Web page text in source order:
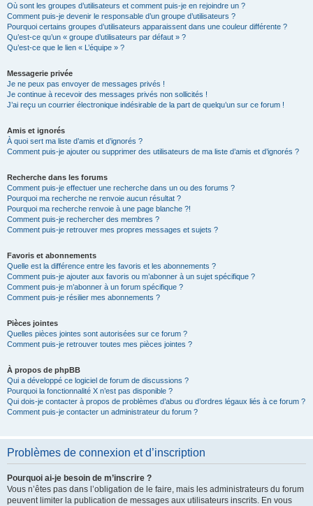
Où sont les groupes d’utilisateurs et comment puis-je en rejoindre un ?
Comment puis-je devenir le responsable d’un groupe d’utilisateurs ?
Pourquoi certains groupes d’utilisateurs apparaissent dans une couleur différente ?
Qu’est-ce qu’un « groupe d’utilisateurs par défaut » ?
Qu’est-ce que le lien « L’équipe » ?
Messagerie privée
Je ne peux pas envoyer de messages privés !
Je continue à recevoir des messages privés non sollicités !
J’ai reçu un courrier électronique indésirable de la part de quelqu’un sur ce forum !
Amis et ignorés
À quoi sert ma liste d’amis et d’ignorés ?
Comment puis-je ajouter ou supprimer des utilisateurs de ma liste d’amis et d’ignorés ?
Recherche dans les forums
Comment puis-je effectuer une recherche dans un ou des forums ?
Pourquoi ma recherche ne renvoie aucun résultat ?
Pourquoi ma recherche renvoie à une page blanche ?!
Comment puis-je rechercher des membres ?
Comment puis-je retrouver mes propres messages et sujets ?
Favoris et abonnements
Quelle est la différence entre les favoris et les abonnements ?
Comment puis-je ajouter aux favoris ou m’abonner à un sujet spécifique ?
Comment puis-je m’abonner à un forum spécifique ?
Comment puis-je résilier mes abonnements ?
Pièces jointes
Quelles pièces jointes sont autorisées sur ce forum ?
Comment puis-je retrouver toutes mes pièces jointes ?
À propos de phpBB
Qui a développé ce logiciel de forum de discussions ?
Pourquoi la fonctionnalité X n’est pas disponible ?
Qui dois-je contacter à propos de problèmes d’abus ou d’ordres légaux liés à ce forum ?
Comment puis-je contacter un administrateur du forum ?
Problèmes de connexion et d’inscription
Pourquoi ai-je besoin de m’inscrire ?
Vous n’êtes pas dans l’obligation de le faire, mais les administrateurs du forum
peuvent limiter la publication de messages aux utilisateurs inscrits. En vous